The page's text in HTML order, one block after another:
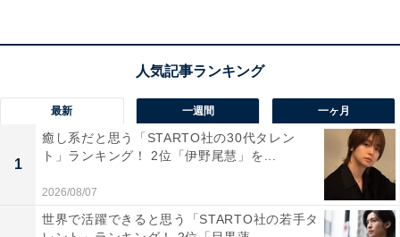
namie amuro Final Tour 2018 ~Finally~ (東京ドーム最
終公演+25周年沖縄ライブ)(Blu-ray Disc2枚組)(通常盤)
1位は、安室奈美恵さん。『CAN YOU CELEBRATE?』
や『Chase the Chance』など数々のヒット曲で平成の音
楽シーンを彩りました。ミニスカートに厚底ブーツのフ
ァッションを真似た女性「アムラー」を生み出すなど、
最新 一週間 一ヶ月
1
癒し系だと思う「STARTO社の30代タレン
ト」ランキング！ 2位「伊野尾慧」を...
2026/08/07
世界で活躍できると思う「STARTO社の若手タ